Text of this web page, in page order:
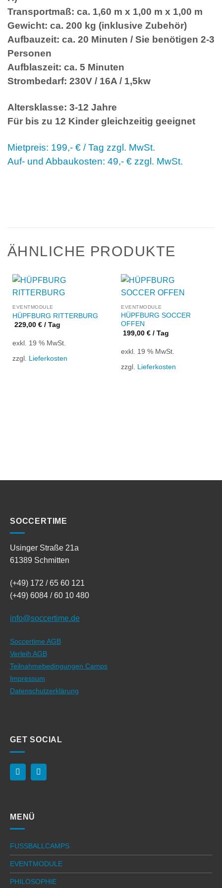
Transportmaß: ca. 1,60 m x 1,00 m x 1,00 m
Gewicht: ca. 200 kg (inklusive Zubehör)
Aufbauzeit: ca. 20 Minuten / Sie benötigen 2-3
Personen
Aufblaszeit: ca. 5 Minuten
Strombedarf: 230V / 16A / 1,5kw
Altersklasse: 3-12 Jahre
Für bis zu 12 Kinder gleichzeitig geeignet
Mietpreis: 199,- € / Tag zzgl. MwSt.
Auf- und Abbaukosten: 49,- € zzgl. MwSt.
ÄHNLICHE PRODUKTE
EVENTMODULE
HÜPFBURG RITTERBURG
229,00 € / Tag
exkl. 19 % MwSt.
zzgl. Lieferkosten
EVENTMODULE
HÜPFBURG SOCCER
OFFEN
199,00 € / Tag
exkl. 19 % MwSt.
zzgl. Lieferkosten
SOCCERTIME
Usinger Straße 21a
61389 Schmitten
(+49) 172 / 65 60 121
(+49) 6084 / 60 10 480
info@soccertime.de
Soccertime AGB
Verleih AGB
Teilnahmebedingungen Camps
Impressum
Datenschutzerklärung
GET SOCIAL
MENÜ
FUSSBALLCAMPS
EVENTMODULE
PHILOSOPHIE